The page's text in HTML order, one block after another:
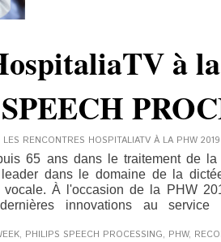
à
LES RENCONTRES HOSPITALIATV À LA PHW 2019
65 ans dans le traitement de
leader dans le domaine de la
vocale. À l'occasion de la PHW
innovations au
, PHILIPS SPEECH PROCESSING, PHW,